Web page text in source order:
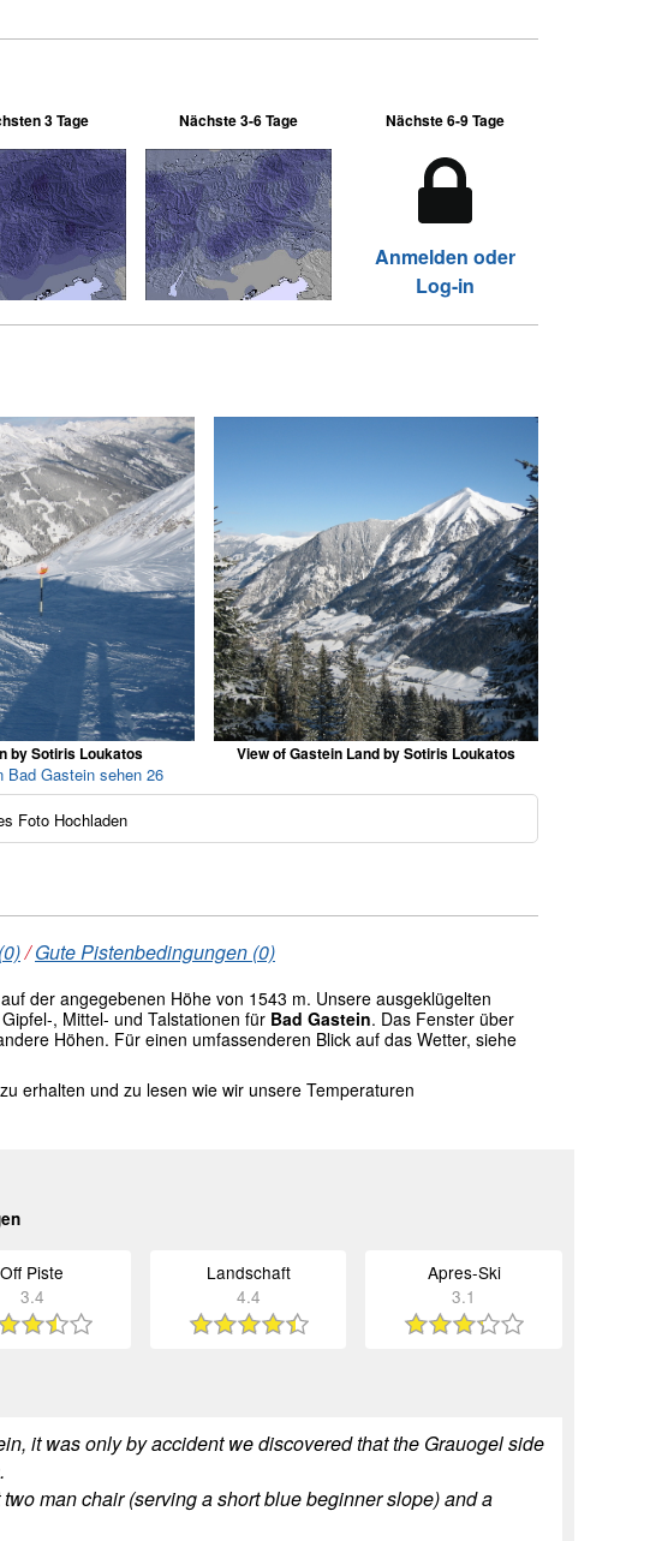
3 Tage Nächste 3-6 Tage Nächste 6-9 Tage
Anmelden oder
Log-in
by Sotiris Loukatos View of Gastein Land by Sotiris Loukatos
Bad Gastein sehen 26
Foto Hochladen
/Gute Pistenbedingungen (0)
auf der angegebenen Höhe von 1543 m. Unsere ausgeklügelten
, Mittel- und Talstationen für Bad Gastein. Das Fenster über
Höhen. Für einen umfassenderen Blick auf das Wetter, siehe
erhalten und zu lesen wie wir unsere Temperaturen
Off Piste
3.4
Landschaft
4.4
Apres-Ski
3.1
it was only by accident we discovered that the Grauogel side
man chair (serving a short blue beginner slope) and a